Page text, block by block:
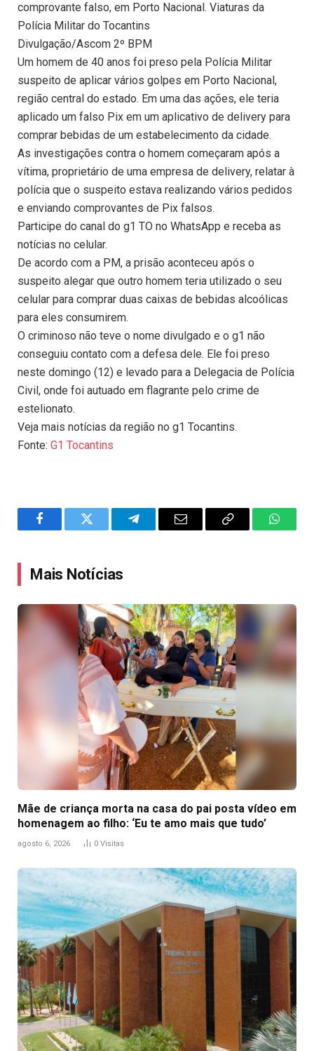
comprovante falso, em Porto Nacional. Viaturas da
Polícia Militar do Tocantins
Divulgação/Ascom 2º BPM
Um homem de 40 anos foi preso pela Polícia Militar
suspeito de aplicar vários golpes em Porto Nacional,
região central do estado. Em uma das ações, ele teria
aplicado um falso Pix em um aplicativo de delivery para
comprar bebidas de um estabelecimento da cidade.
As investigações contra o homem começaram após a
vítima, proprietário de uma empresa de delivery, relatar à
polícia que o suspeito estava realizando vários pedidos
e enviando comprovantes de Pix falsos.
Participe do canal do g1 TO no WhatsApp e receba as
notícias no celular.
De acordo com a PM, a prisão aconteceu após o
suspeito alegar que outro homem teria utilizado o seu
celular para comprar duas caixas de bebidas alcoólicas
para eles consumirem.
O criminoso não teve o nome divulgado e o g1 não
conseguiu contato com a defesa dele. Ele foi preso
neste domingo (12) e levado para a Delegacia de Polícia
Civil, onde foi autuado em flagrante pelo crime de
estelionato.
Veja mais notícias da região no g1 Tocantins.
Fonte: G1 Tocantins
FacebookTwitter TelegramEmail
Copy
Mais Notícias
Mãe de criança morta na casa do pai posta vídeo em
homenagem ao filho: ‘Eu te amo mais que tudo’
agosto 6, 2026 0 Visitas